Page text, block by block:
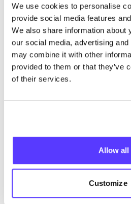
We use cookies to personalise
provide social media features
We also share information about
our social media, advertising
may combine it with other
provided to them or that they’ve
of their services.
Allow all
Customize
Autres marques
HempAge